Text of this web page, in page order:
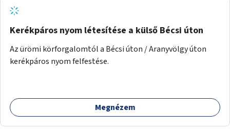
Kerékpáros nyom létesítése a külső Bécsi úton
Az ürömi körforgalomtól a Bécsi úton / Aranyvölgy úton
kerékpáros nyom felfestése.
Megnézem